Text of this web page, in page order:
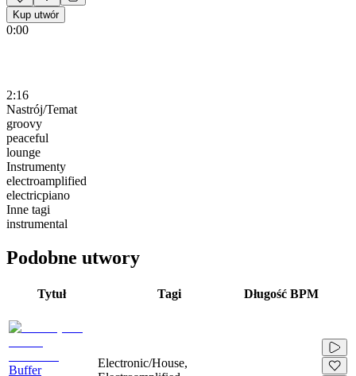
Kup utwór
0:00
2:16
Nastrój/Temat
groovy
peaceful
lounge
Instrumenty
electroamplified
electricpiano
Inne tagi
instrumental
Podobne utwory
Tytuł Tagi Długość BPM
Buffer
Electronic/House,